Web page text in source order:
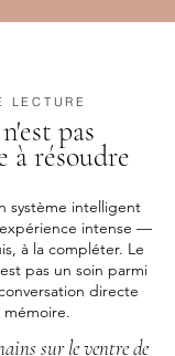
LECTURE
pas
à résoudre
système intelligent
intense —
à la compléter. Le
pas un soin parmi
directe
mémoire.
sur le ventre de